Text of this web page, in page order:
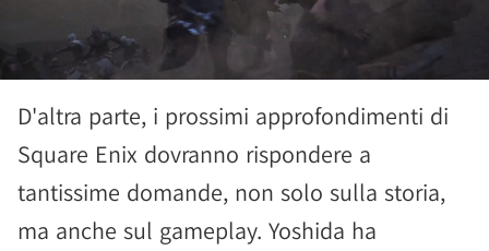
D'altra parte, i prossimi approfondimenti di
Square Enix dovranno rispondere a
tantissime domande, non solo sulla storia,
ma anche sul gameplay. Yoshida ha